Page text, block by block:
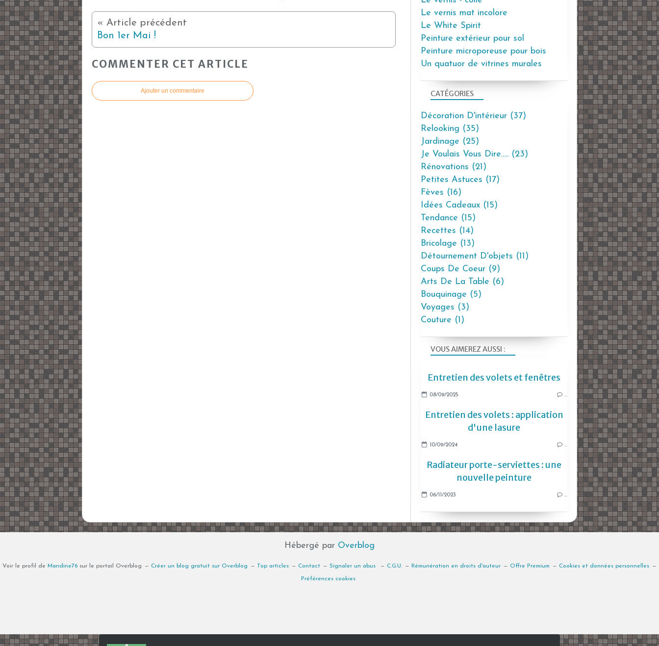
Bon 1er Mai !
COMMENTER CET ARTICLE
Ajouter un commentaire
VOUS AIMEREZ AUSSI :
Entretien des volets et fenêtres
08/09/2025 …
Entretien des volets : application
d'une lasure
10/09/2024 …
Radiateur porte-serviettes : une
nouvelle peinture
06/11/2023 …
Le vernis mat incolore
Le White Spirit
Peinture extérieur pour sol
Peinture microporeuse pour bois
Un quatuor de vitrines murales
CATÉGORIES
Décoration D'intérieur (37)
Relooking (35)
Jardinage (25)
Je Voulais Vous Dire..... (23)
Rénovations (21)
Petites Astuces (17)
Fèves (16)
Idées Cadeaux (15)
Tendance (15)
Recettes (14)
Bricolage (13)
Détournement D'objets (11)
Coups De Coeur (9)
Arts De La Table (6)
Bouquinage (5)
Voyages (3)
Couture (1)
Hébergé par Overblog
Voir le profil de Mandine76 sur le portail Overblog Créer un blog gratuit sur Overblog Top articles Contact Signaler un abus C.G.U. Rémunération en droits d'auteur Offre Premium Cookies et données personnelles
Préférences cookies